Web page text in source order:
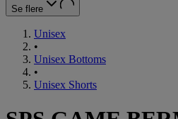
Se flere
Unisex
•
Unisex Bottoms
•
Unisex Shorts